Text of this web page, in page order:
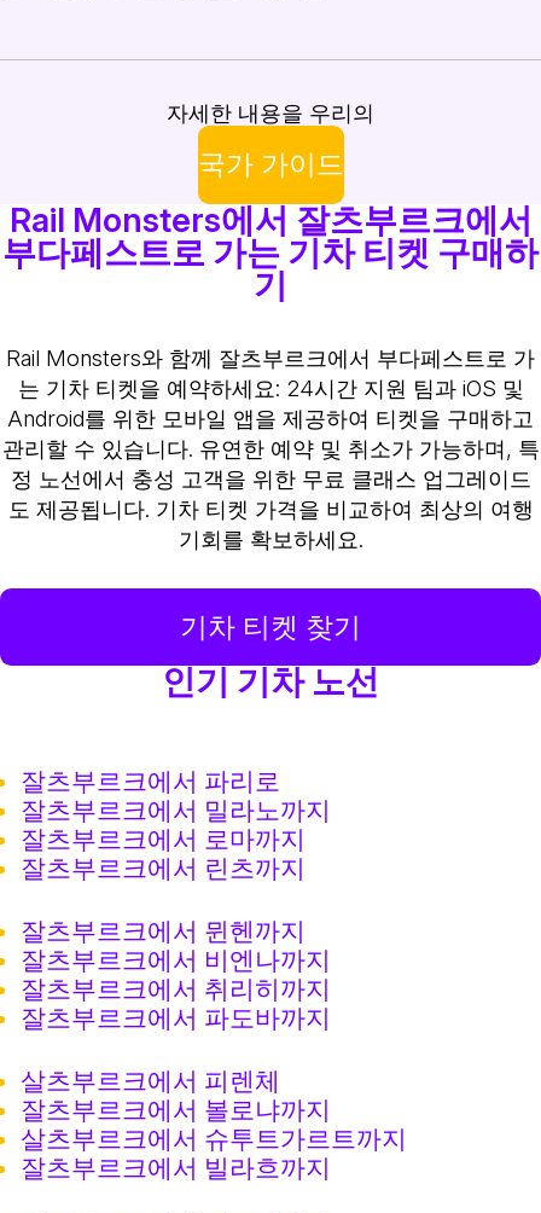
자세한 내용을 우리의
국가 가이드
Rail Monsters에서 잘츠부르크에서
부다페스트로 가는 기차 티켓 구매하
기
Rail Monsters와 함께 잘츠부르크에서 부다페스트로 가
는 기차 티켓을 예약하세요: 24시간 지원 팀과 iOS 및
Android를 위한 모바일 앱을 제공하여 티켓을 구매하고
관리할 수 있습니다. 유연한 예약 및 취소가 가능하며, 특
정 노선에서 충성 고객을 위한 무료 클래스 업그레이드
도 제공됩니다. 기차 티켓 가격을 비교하여 최상의 여행
기회를 확보하세요.
기차 티켓 찾기
인기 기차 노선
잘츠부르크에서 파리로
잘츠부르크에서 밀라노까지
잘츠부르크에서 로마까지
잘츠부르크에서 린츠까지
잘츠부르크에서 뮌헨까지
잘츠부르크에서 비엔나까지
잘츠부르크에서 취리히까지
잘츠부르크에서 파도바까지
살츠부르크에서 피렌체
잘츠부르크에서 볼로냐까지
살츠부르크에서 슈투트가르트까지
잘츠부르크에서 빌라흐까지